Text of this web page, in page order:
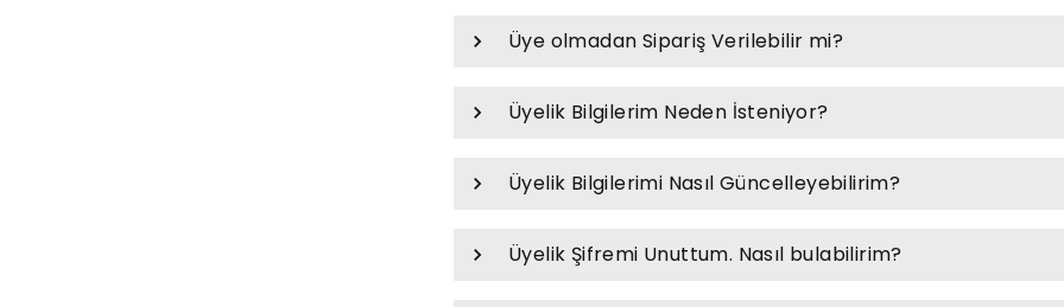
Üye olmadan Sipariş Verilebilir mi?
Üyelik Bilgilerim Neden İsteniyor?
Üyelik Bilgilerimi Nasıl Güncelleyebilirim?
Üyelik Şifremi Unuttum. Nasıl bulabilirim?